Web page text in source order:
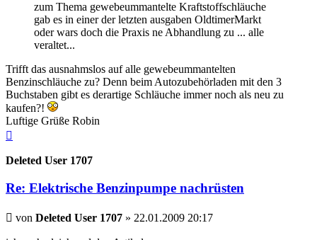
zum Thema gewebeummantelte Kraftstoffschläuche
gab es in einer der letzten ausgaben OldtimerMarkt
oder wars doch die Praxis ne Abhandlung zu ... alle
veraltet...
Trifft das ausnahmslos auf alle gewebeummantelten
Benzinschläuche zu? Denn beim Autozubehörladen mit den 3
Buchstaben gibt es derartige Schläuche immer noch als neu zu
kaufen?!
Luftige Grüße Robin
Deleted User 1707
Re: Elektrische Benzinpumpe nachrüsten
Beitrag
von Deleted User 1707 » 22.01.2009 20:17